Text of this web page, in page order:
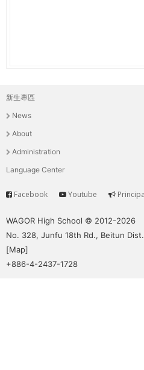
主
選
單
新生專區
News
About
Administration
Language Center
Service
Facebook Youtube
WAGOR High School © 2012-2026
No. 328, Junfu 18th Rd., Beitun
[Map]
+886-4-2437-1728